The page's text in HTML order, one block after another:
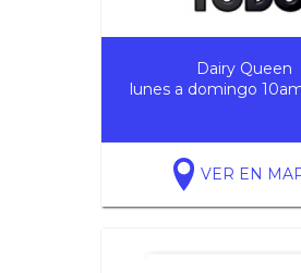
Dairy Queen
lunes a domingo
VER EN